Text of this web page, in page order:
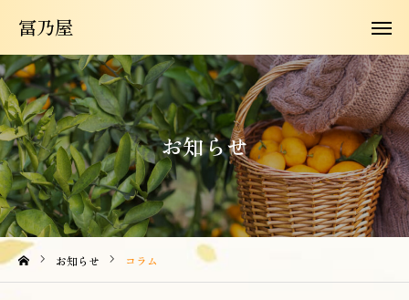
冨乃屋
お知らせ
お知らせ コラム
冨乃屋
冨乃屋について
商品紹介
よくある質問
お知らせ
お問い合わせ